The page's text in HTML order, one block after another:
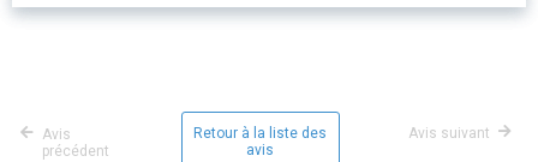
Avis
précédent
Retour à la liste des
avis
Avis suivant